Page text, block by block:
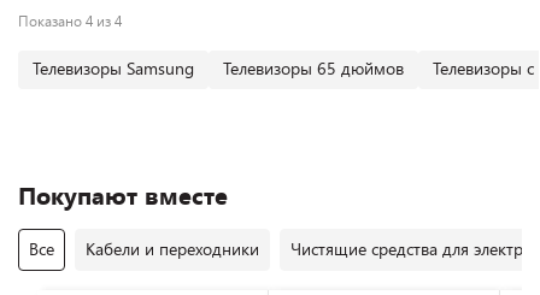
Показано 4 из 4
Телевизоры Samsung Телевизоры 65 дюймов Телевизоры
Покупают вместе
Все Кабели и переходники Чистящие средства для